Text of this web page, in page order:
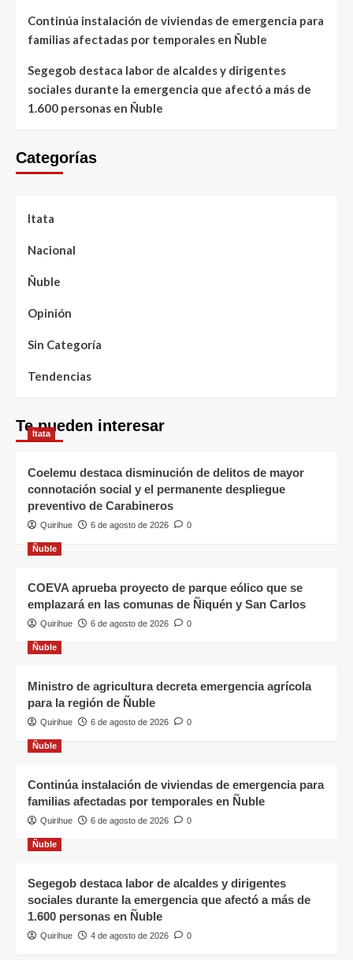
Continúa instalación de viviendas de emergencia para
familias afectadas por temporales en Ñuble
Segegob destaca labor de alcaldes y dirigentes
sociales durante la emergencia que afectó a más de
1.600 personas en Ñuble
Categorías
Itata
Nacional
Ñuble
Opinión
Sin Categoría
Tendencias
Te pueden interesar
Itata
Coelemu destaca disminución de delitos de mayor
connotación social y el permanente despliegue
preventivo de Carabineros
Quirihue 6 de agosto de 2026 0
Ñuble
COEVA aprueba proyecto de parque eólico que se
emplazará en las comunas de Ñiquén y San Carlos
Quirihue 6 de agosto de 2026 0
Ñuble
Ministro de agricultura decreta emergencia agrícola
para la región de Ñuble
Quirihue 6 de agosto de 2026 0
Ñuble
Continúa instalación de viviendas de emergencia para
familias afectadas por temporales en Ñuble
Quirihue 6 de agosto de 2026 0
Ñuble
Segegob destaca labor de alcaldes y dirigentes
sociales durante la emergencia que afectó a más de
1.600 personas en Ñuble
Quirihue 4 de agosto de 2026 0